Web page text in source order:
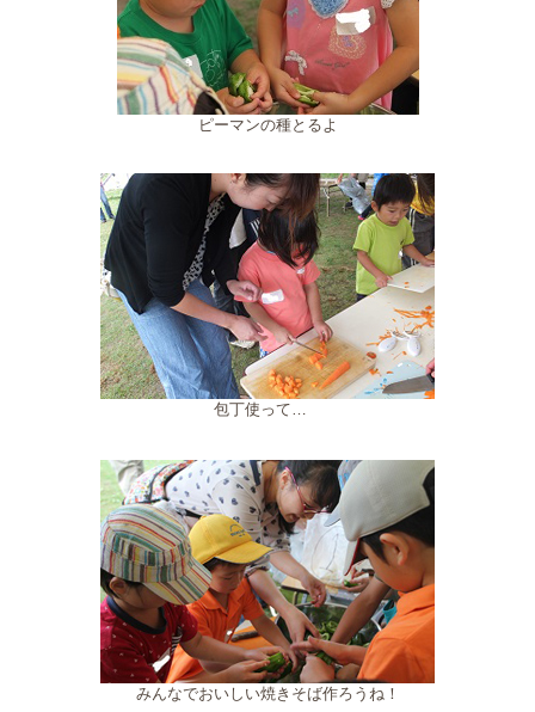
ピーマンの種とるよ
包丁使って…
みんなでおいしい焼きそば作ろうね！